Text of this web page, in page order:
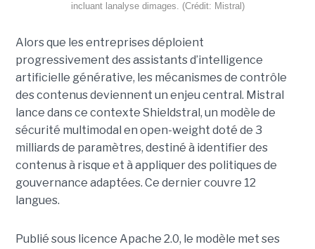
incluant lanalyse dimages. (Crédit: Mistral)
Alors que les entreprises déploient
progressivement des assistants d’intelligence
artificielle générative, les mécanismes de contrôle
des contenus deviennent un enjeu central. Mistral
lance dans ce contexte Shieldstral, un modèle de
sécurité multimodal en open-weight doté de 3
milliards de paramètres, destiné à identifier des
contenus à risque et à appliquer des politiques de
gouvernance adaptées. Ce derniercouvre 12
langues.
Publié sous licence Apache 2.0, le modèle met ses